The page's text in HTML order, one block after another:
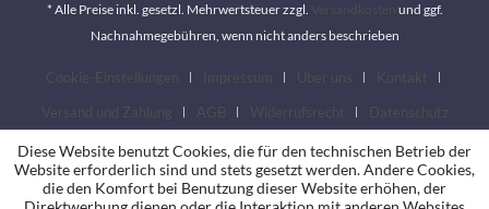
* Alle Preise inkl. gesetzl. Mehrwertsteuer zzgl.
und ggf.
Nachnahmegebühren, wenn nicht anders beschrieben
Diese Website benutzt Cookies, die für den technischen Betrieb der
Website erforderlich sind und stets gesetzt werden. Andere Cookies,
die den Komfort bei Benutzung dieser Website erhöhen, der